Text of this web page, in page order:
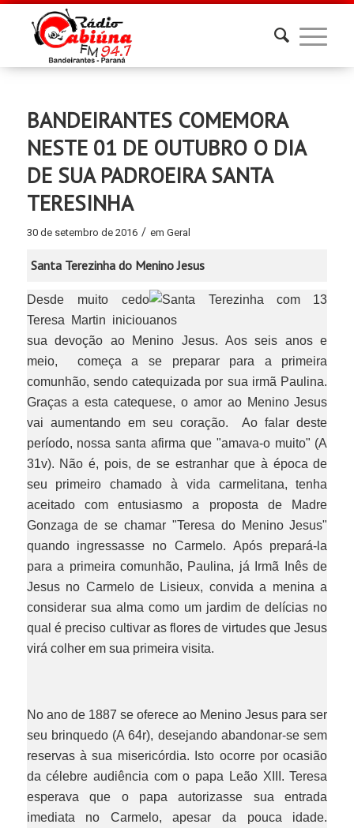
BANDEIRANTES COMEMORA
NESTE 01 DE OUTUBRO O DIA
DE SUA PADROEIRA SANTA
TERESINHA
30 de setembro de 2016 / em Geral
Santa Terezinha do Menino Jesus
Desde muito cedo
Teresa Martin iniciou
sua devoção ao Menino Jesus. Aos seis anos e
meio, começa a se preparar para a primeira
comunhão, sendo catequizada por sua irmã Paulina.
Graças a esta catequese, o amor ao Menino Jesus
vai aumentando em seu coração. Ao falar deste
período, nossa santa afirma que "amava-o muito" (A
31v). Não é, pois, de se estranhar que à época de
seu primeiro chamado à vida carmelitana, tenha
aceitado com entusiasmo a proposta de Madre
Gonzaga de se chamar "Teresa do Menino Jesus"
quando ingressasse no Carmelo. Após prepará-la
para a primeira comunhão, Paulina, já Irmã Inês de
Jesus no Carmelo de Lisieux, convida a menina a
considerar sua alma como um jardim de delícias no
qual é preciso cultivar as flores de virtudes que Jesus
virá colher em sua primeira visita.
No ano de 1887 se oferece ao Menino Jesus para ser
seu brinquedo (A 64r), desejando abandonar-se sem
reservas à sua misericórdia. Isto ocorre por ocasião
da célebre audiência com o papa Leão XIII. Teresa
esperava que o papa autorizasse sua entrada
imediata no Carmelo, apesar da pouca idade.